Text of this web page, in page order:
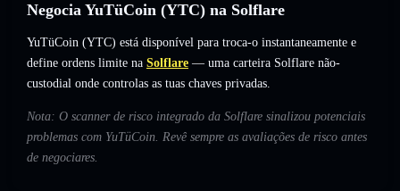
Negocia YuTüCoin (YTC) na Solflare
YuTüCoin (YTC) está disponível para troca-o instantaneamente e
define ordens limite na Solflare — uma carteira Solflare não-
custodial onde controlas as tuas chaves privadas.
Nota: O scanner de risco integrado da Solflare sinalizou potenciais
problemas com YuTüCoin. Revê sempre as avaliações de risco antes
de negociares.